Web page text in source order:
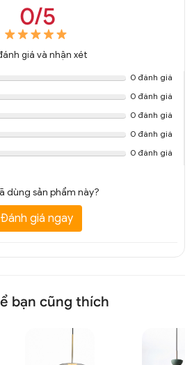
0/5
giá và nhận xét
0 đánh giá
0 đánh giá
0 đánh giá
0 đánh giá
0 đánh giá
dùng sản phẩm này?
Đánh giá ngay
bạn cũng thích